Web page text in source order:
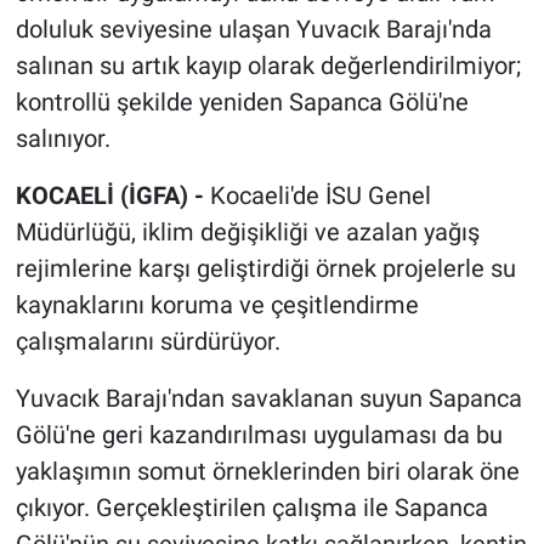
doluluk seviyesine ulaşan Yuvacık Barajı'nda
salınan su artık kayıp olarak değerlendirilmiyor;
kontrollü şekilde yeniden Sapanca Gölü'ne
salınıyor.
KOCAELİ (İGFA) - Kocaeli'de İSU Genel
Müdürlüğü, iklim değişikliği ve azalan yağış
rejimlerine karşı geliştirdiği örnek projelerle su
kaynaklarını koruma ve çeşitlendirme
çalışmalarını sürdürüyor.
Yuvacık Barajı'ndan savaklanan suyun Sapanca
Gölü'ne geri kazandırılması uygulaması da bu
yaklaşımın somut örneklerinden biri olarak öne
çıkıyor. Gerçekleştirilen çalışma ile Sapanca